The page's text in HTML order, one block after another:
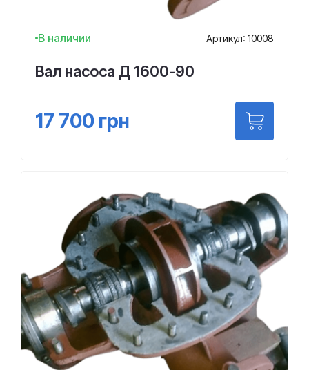
В наличии Артикул: 10008
Вал насоса Д 1600-90
17 700 грн